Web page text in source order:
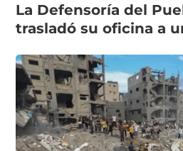
La Defensoría del
trasladó su oficina a